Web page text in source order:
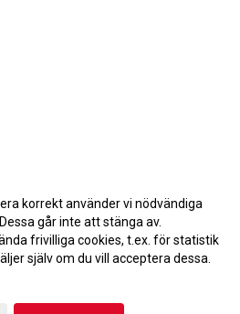
korrekt använder vi nödvändiga
går inte att stänga av.
frivilliga cookies, t.ex. för statistik
själv om du vill acceptera dessa.